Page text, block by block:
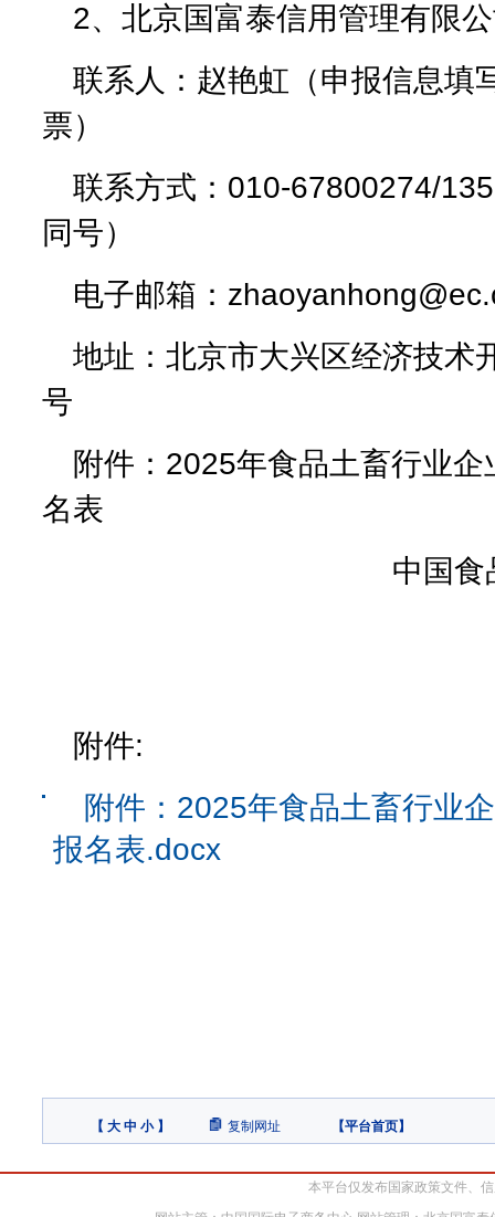
2、北京国富泰信用管理有限
联系人：赵艳虹（申报信息填
票）
联系方式：010-67800274/
同号）
电子邮箱：
地址：北京市大兴区经济技术
号
附件：2025年食品土畜行业
名表
中国食
附件:
附件：2025年食品土畜行业
报名表.docx
【 大 中 小】 复制网址 【平台首页】
本平台仅发布国家政策文件、